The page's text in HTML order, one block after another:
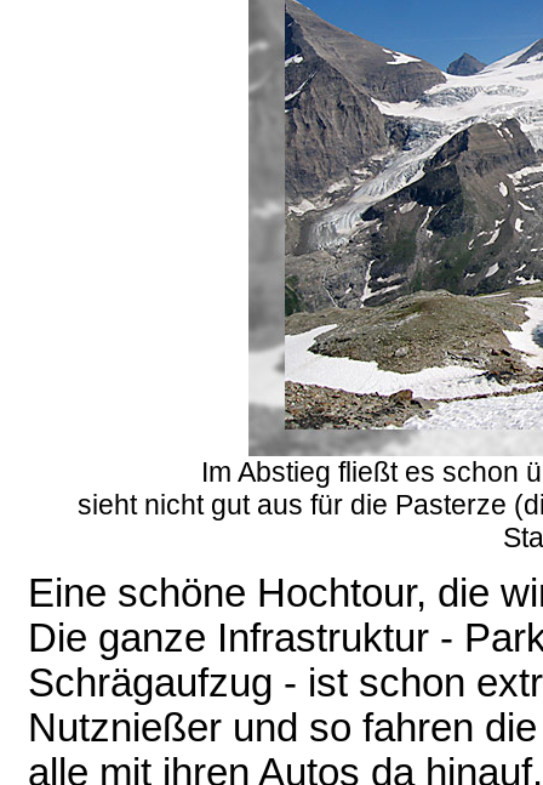
Im Abstieg fließt es schon
sieht nicht gut aus für die Pasterze
Eine schöne Hochtour, die
Die ganze Infrastruktur -
Schrägaufzug - ist schon
Nutznießer und so fahren
alle mit ihren Autos da hinauf.